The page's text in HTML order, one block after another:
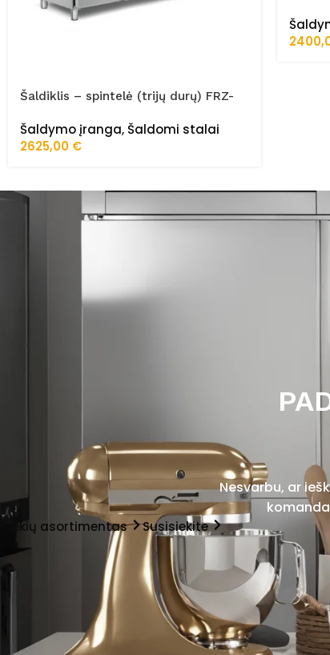
Šaldiklis – spintelė (trijų durų) FRZ-
Šaldymo įranga, Šaldomi stalai
2625,00 €
Nesvarbu, ar
Prekių asortimentas Susisiekite